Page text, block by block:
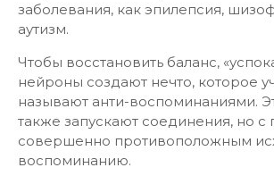
заболевания, как эпилепсия,
аутизм.
Чтобы восстановить баланс,
нейроны создают нечто, которое
называют анти-воспоминаниями.
также запускают соединения, но с
совершенно противоположным
воспоминанию.